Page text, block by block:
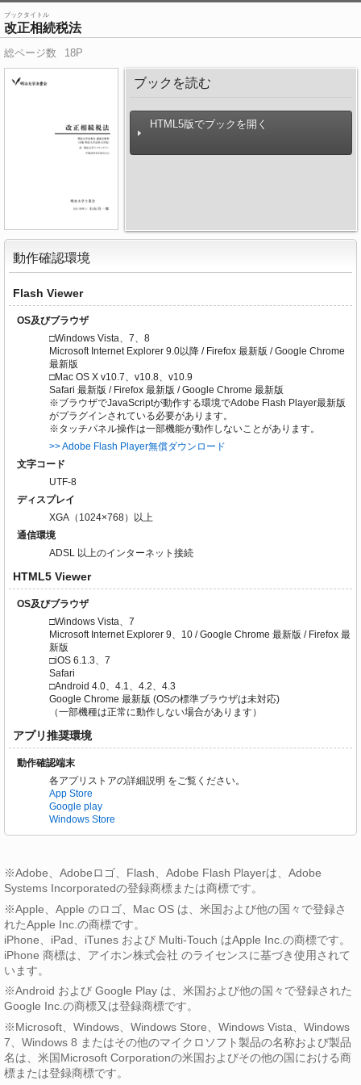
ブックタイトル
改正相続税法
総ページ数 18P
ブックを読む
HTML5版でブックを開く
動作確認環境
Flash Viewer
OS及びブラウザ
□Windows Vista、7、8
Microsoft Internet Explorer 9.0以降 / Firefox 最新版 / Google Chrome
最新版
□Mac OS X v10.7、v10.8、v10.9
Safari 最新版 / Firefox 最新版 / Google Chrome 最新版
※ブラウザでJavaScriptが動作する環境でAdobe Flash Player最新版
がプラグインされている必要があります。
※タッチパネル操作は一部機能が動作しないことがあります。
>> Adobe Flash Player無償ダウンロード
文字コード
UTF-8
ディスプレイ
XGA（1024×768）以上
通信環境
ADSL 以上のインターネット接続
HTML5 Viewer
OS及びブラウザ
□Windows Vista、7
Microsoft Internet Explorer 9、10 / Google Chrome 最新版 / Firefox 最
新版
□iOS 6.1.3、7
Safari
□Android 4.0、4.1、4.2、4.3
Google Chrome 最新版 (OSの標準ブラウザは未対応)
（一部機種は正常に動作しない場合があります）
アプリ推奨環境
動作確認端末
各アプリストアの詳細説明 をご覧ください。
App Store
Google play
Windows Store
※Adobe、Adobeロゴ、Flash、Adobe Flash Playerは、Adobe
Systems Incorporatedの登録商標または商標です。
※Apple、Apple のロゴ、Mac OS は、米国および他の国々で登録さ
れたApple Inc.の商標です。
iPhone、iPad、iTunes および Multi-Touch はApple Inc.の商標です。
iPhone 商標は、アイホン株式会社 のライセンスに基づき使用されて
います。
※Android および Google Play は、米国および他の国々で登録された
Google Inc.の商標又は登録商標です。
※Microsoft、Windows、Windows Store、Windows Vista、Windows
7、Windows 8 またはその他のマイクロソフト製品の名称および製品
名は、米国Microsoft Corporationの米国およびその他の国における商
標または登録商標です。